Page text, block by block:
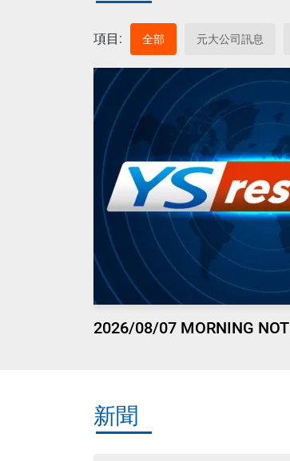
項目: 全部 元大公司訊息
2026/08/07 MORNING
新聞